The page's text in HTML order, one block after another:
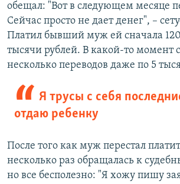
обещал: "Вот в следующем месяце
Сейчас просто не дает денег", –
Платил бывший муж ей сначала
тысячи рублей. В какой-то момент
несколько переводов даже по 5
Я трусы с себя
отдаю ребенку
После того как муж перестал
несколько раз обращалась к
но все бесполезно: "Я хожу пишу